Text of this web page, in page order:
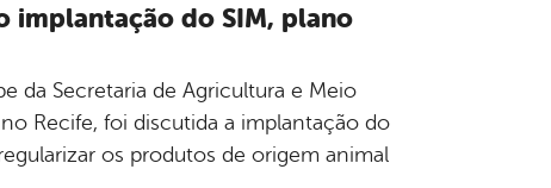
implantação do SIM, plano
da Secretaria de Agricultura e Meio
Recife, foi discutida a implantação do
os produtos de origem animal